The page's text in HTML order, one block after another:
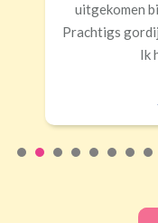
uitgekomen
Prachtigs
Ik